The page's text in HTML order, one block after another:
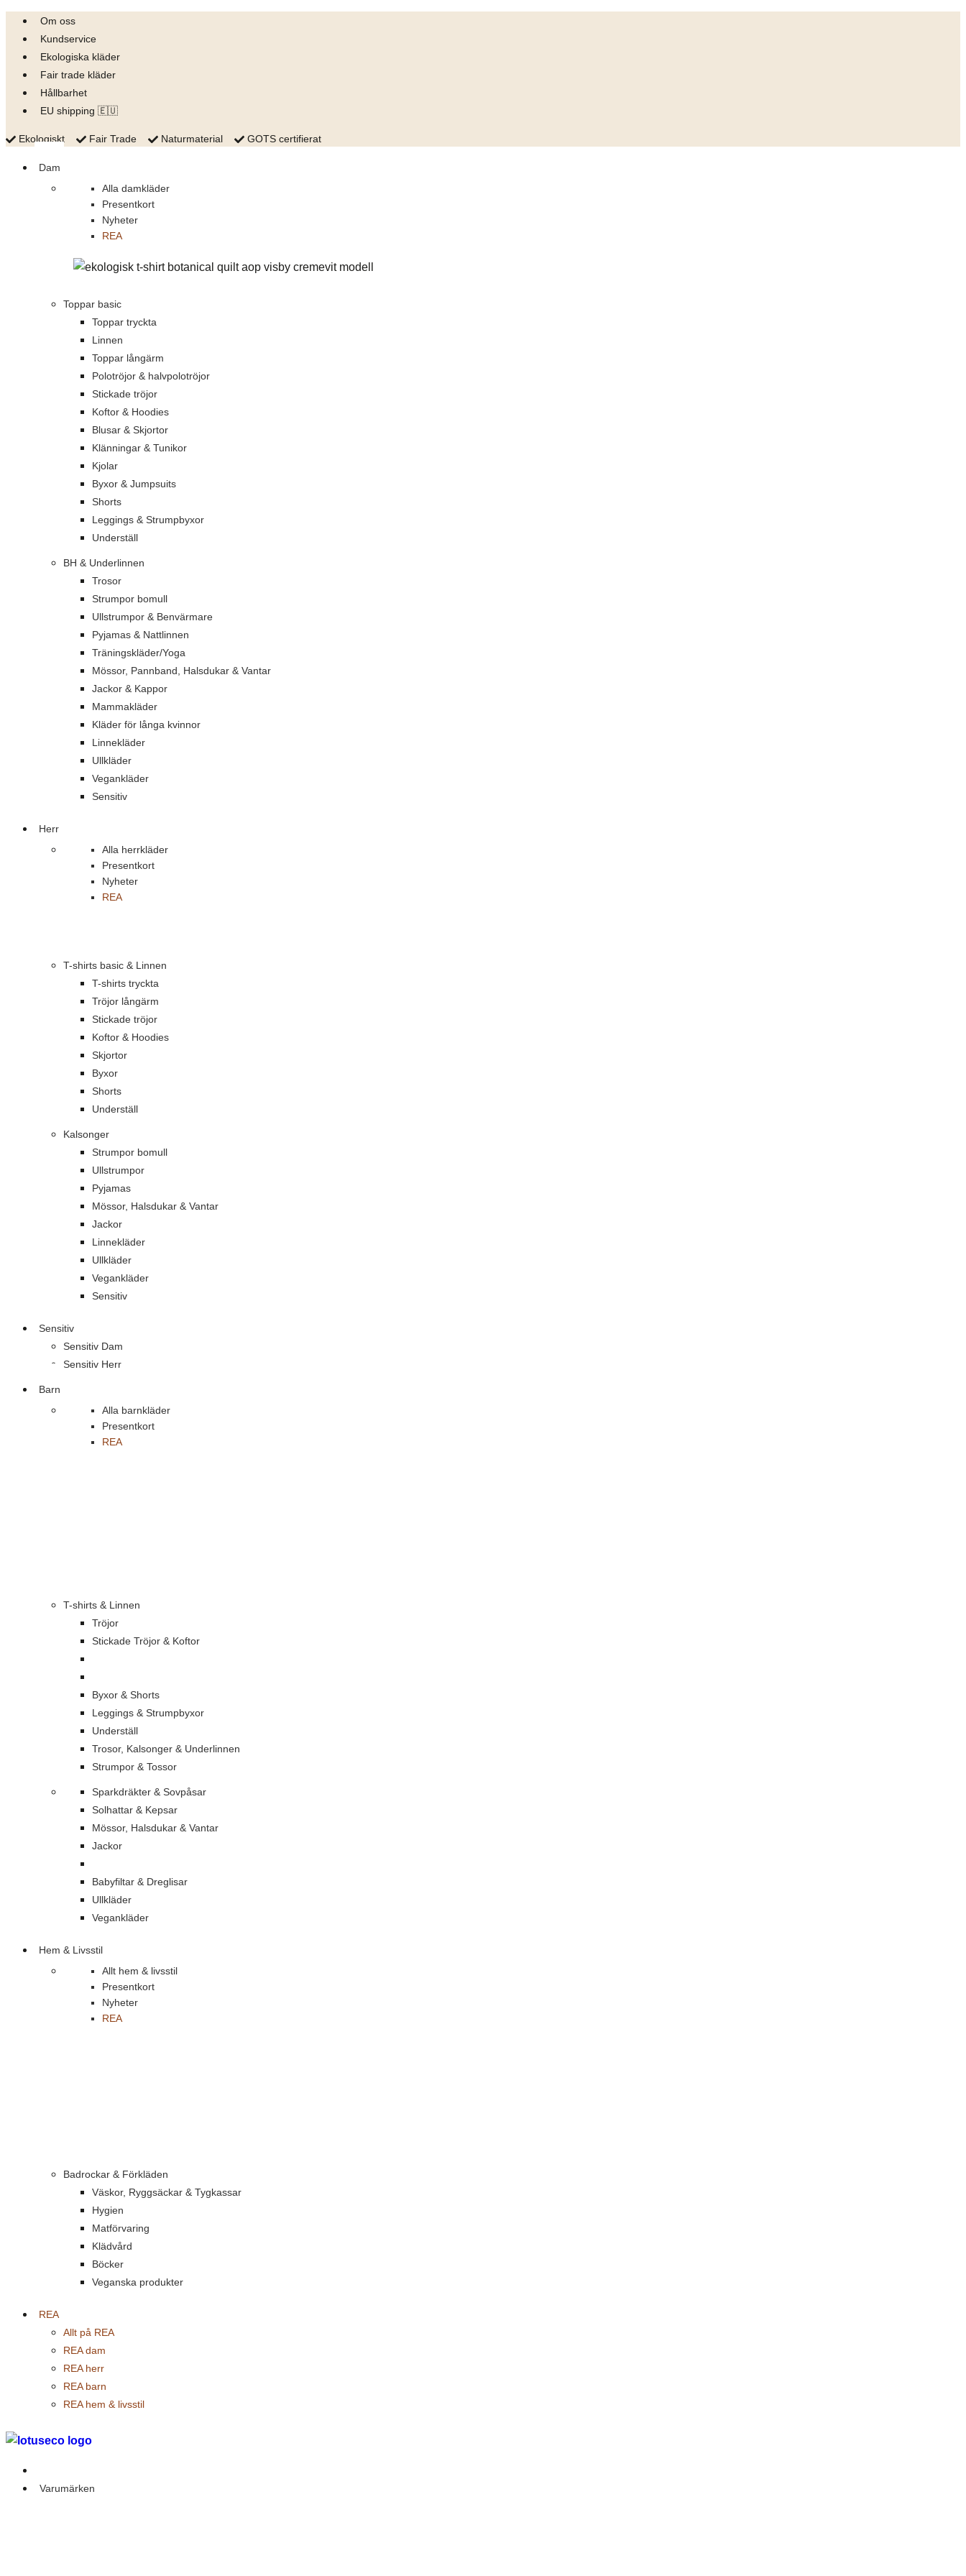
Skip
content
Om oss
Kundservice
Ekologiska kläder
Fair trade kläder
Hållbarhet
EU shipping 🇪🇺
Ekologiskt Fair Trade Naturmaterial GOTS certifierat
Dam
Alla damkläder
Presentkort
Nyheter
REA
Toppar basic
Toppar tryckta
Linnen
Toppar långärm
Polotröjor & halvpolotröjor
Stickade tröjor
Koftor & Hoodies
Blusar & Skjortor
Klänningar & Tunikor
Kjolar
Byxor & Jumpsuits
Shorts
Leggings & Strumpbyxor
Underställ
BH & Underlinnen
Trosor
Strumpor bomull
Ullstrumpor & Benvärmare
Pyjamas & Nattlinnen
Träningskläder/Yoga
Mössor, Pannband, Halsdukar & Vantar
Jackor & Kappor
Mammakläder
Kläder för långa kvinnor
Linnekläder
Ullkläder
Vegankläder
Sensitiv
Herr
Alla herrkläder
Presentkort
Nyheter
REA
T-shirts basic & Linnen
T-shirts tryckta
Tröjor långärm
Stickade tröjor
Koftor & Hoodies
Skjortor
Byxor
Shorts
Underställ
Kalsonger
Strumpor bomull
Ullstrumpor
Pyjamas
Mössor, Halsdukar & Vantar
Jackor
Linnekläder
Ullkläder
Vegankläder
Sensitiv
Sensitiv
Sensitiv Dam
Sensitiv Herr
Barn
Alla barnkläder
Presentkort
REA
T-shirts & Linnen
Tröjor
Stickade Tröjor & Koftor
Byxor & Shorts
Leggings & Strumpbyxor
Underställ
Trosor, Kalsonger & Underlinnen
Strumpor & Tossor
Sparkdräkter & Sovpåsar
Solhattar & Kepsar
Mössor, Halsdukar & Vantar
Jackor
Babyfiltar & Dreglisar
Ullkläder
Vegankläder
Hem & Livsstil
Allt hem & livsstil
Presentkort
Nyheter
REA
Badrockar & Förkläden
Väskor, Ryggsäckar & Tygkassar
Hygien
Matförvaring
Klädvård
Böcker
Veganska produkter
REA
Allt på REA
REA dam
REA herr
REA barn
REA hem & livsstil
Varumärken